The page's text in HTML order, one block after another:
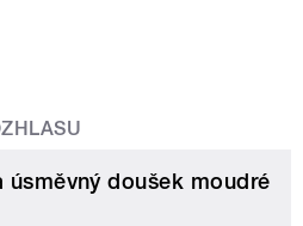
úsměvný doušek moudré